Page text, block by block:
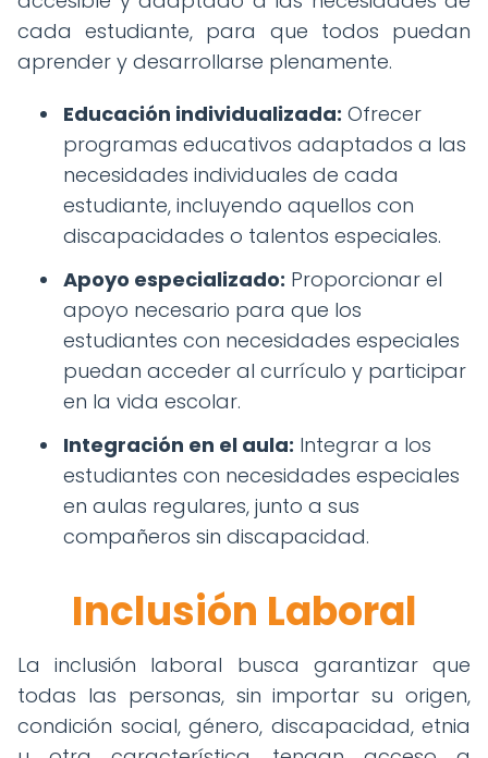
cada estudiante, para que todos puedan
aprender y desarrollarse plenamente.
Educación individualizada: Ofrecer
programas educativos adaptados a las
necesidades individuales de cada
estudiante, incluyendo aquellos con
discapacidades o talentos especiales.
Apoyo especializado: Proporcionar el
apoyo necesario para que los
estudiantes con necesidades especiales
puedan acceder al currículo y participar
en la vida escolar.
Integración en el aula: Integrar a los
estudiantes con necesidades especiales
en aulas regulares, junto a sus
compañeros sin discapacidad.
Inclusión Laboral
La inclusión laboral busca garantizar que
todas las personas, sin importar su origen,
condición social, género, discapacidad, etnia